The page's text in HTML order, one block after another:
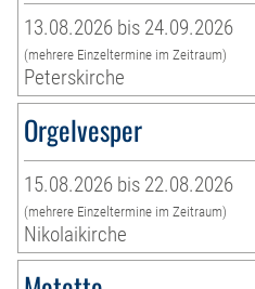
13.08.2026 bis 24.09.2026
(mehrere Einzeltermine im Zeitraum)
Peterskirche
Orgelvesper
15.08.2026 bis 22.08.2026
(mehrere Einzeltermine im Zeitraum)
Nikolaikirche